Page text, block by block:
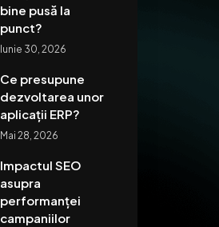
bine pusă la
punct?
Iunie 30, 2026
Ce presupune
dezvoltarea unor
aplicații ERP?
Mai 28, 2026
Impactul SEO
asupra
performanței
campaniilor